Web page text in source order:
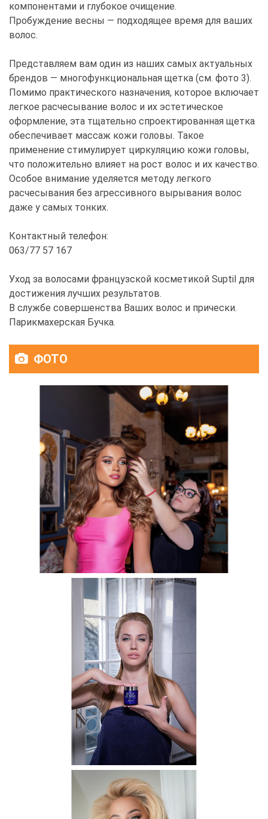
компонентами и глубокое очищение.
Пробуждение весны — подходящее время для ваших
волос.
Представляем вам один из наших самых актуальных
брендов — многофункциональная щетка (см. фото 3).
Помимо практического назначения, которое включает
легкое расчесывание волос и их эстетическое
оформление, эта тщательно спроектированная щетка
обеспечивает массаж кожи головы. Такое
применение стимулирует циркуляцию кожи головы,
что положительно влияет на рост волос и их качество.
Особое внимание уделяется методу легкого
расчесывания без агрессивного вырывания волос
даже у самых тонких.
Контактный телефон:
063/77 57 167
Уход за волосами французской косметикой Suptil для
достижения лучших результатов.
В службе совершенства Ваших волос и прически.
Парикмахерская Бучка.
ФОТО